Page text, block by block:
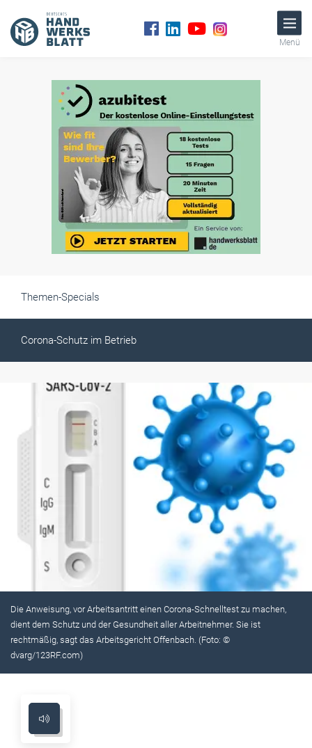
Menü
Themen-Specials
Corona-Schutz im Betrieb
Die Anweisung, vor Arbeitsantritt einen Corona-Schnelltest zu machen,
dient dem Schutz und der Gesundheit aller Arbeit­nehmer. Sie ist
rechtmäßig, sagt das Arbeitsgericht Offenbach. (Foto: ©
dvarg/123RF.com)